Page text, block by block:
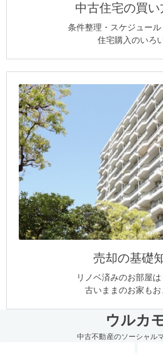
中古住宅の買い
条件整理・スケジュー
住宅購入のいろ
売却の基礎
リノベ済みのお部屋
古いままのお家も
ウルカ
中古不動産のソーシャル